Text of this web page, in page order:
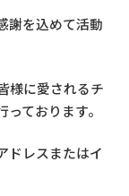
謝を込めて活動
様に愛されるチ
ております。
ドレスまたはイ